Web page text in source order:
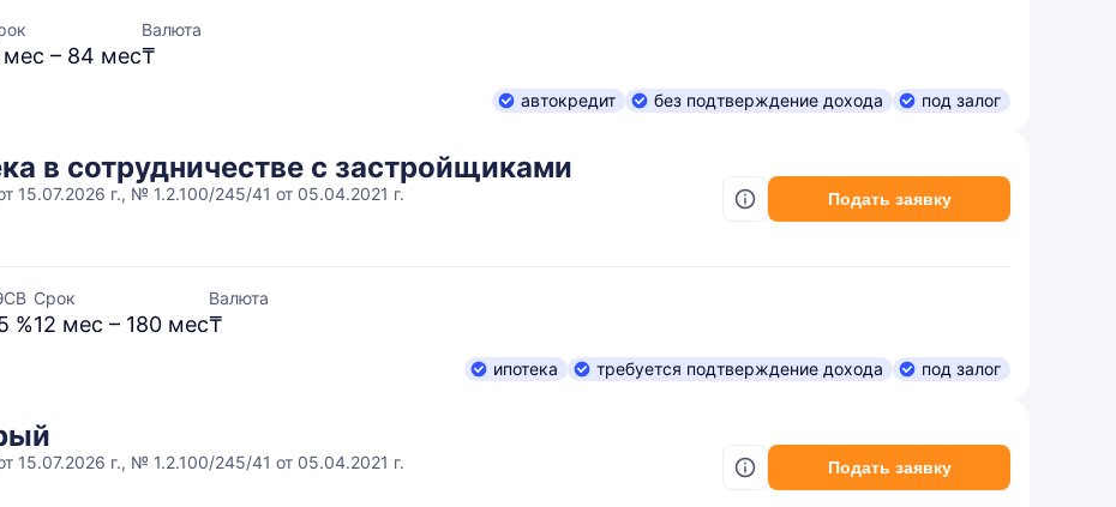
мес – 84 мес
Валюта
₸
автокредит без подтверждение дохода под залог
в сотрудничестве с застройщиками
15.07.2026 г., № 1.2.100/245/41 от 05.04.2021 г. Подать заявку
%
Срок
12 мес – 180 мес
Валюта
₸
ипотека требуется подтверждение дохода под залог
15.07.2026 г., № 1.2.100/245/41 от 05.04.2021 г. Подать заявку